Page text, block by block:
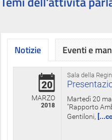
Notizie
Sala della
20
MARZO
2018
Martedì 20
"Rapporto
Gentiloni,
Eventi e